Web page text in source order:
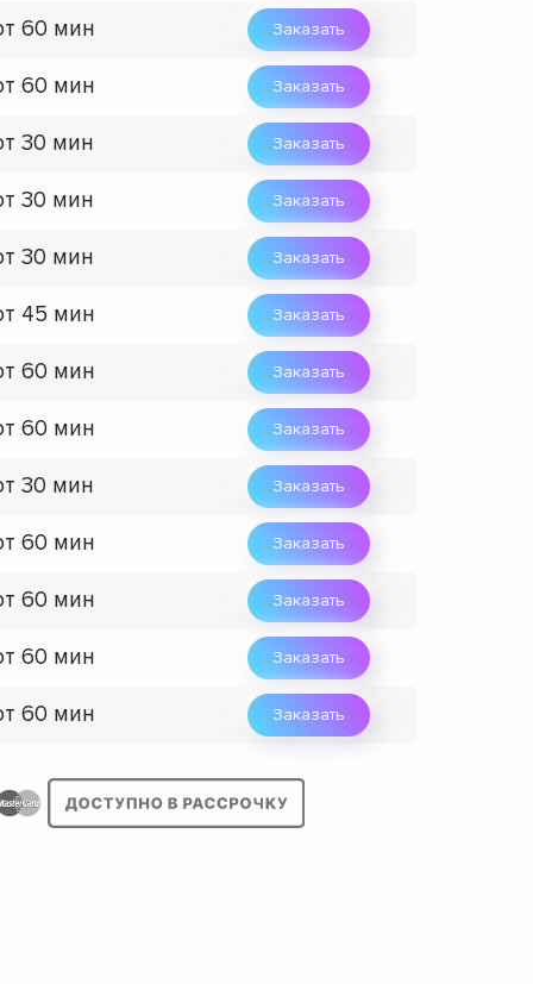
60 мин Заказать
60 мин Заказать
30 мин Заказать
30 мин Заказать
30 мин Заказать
45 мин Заказать
60 мин Заказать
60 мин Заказать
30 мин Заказать
60 мин Заказать
60 мин Заказать
60 мин Заказать
60 мин Заказать